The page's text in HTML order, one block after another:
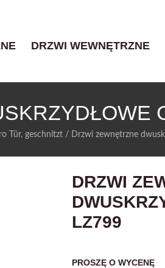
DRZWI WEWNĘTRZNE
Tür, geschnitzt/ Drzwi zewnętrzne
DRZWI
LZ799
PROSZĘ O WYCENĘ